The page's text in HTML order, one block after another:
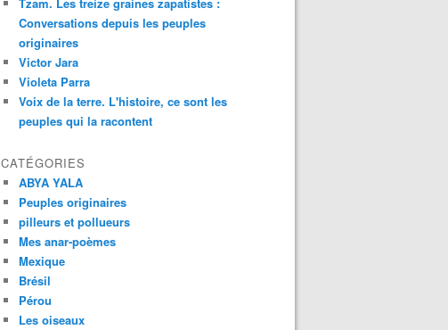
Conversations depuis les peuples
originaires
Victor Jara
Violeta Parra
Voix de la terre. L'histoire, ce sont les
peuples qui la racontent
CATÉGORIES
ABYA YALA
Peuples originaires
pilleurs et pollueurs
Mes anar-poèmes
Mexique
Brésil
Pérou
Les oiseaux